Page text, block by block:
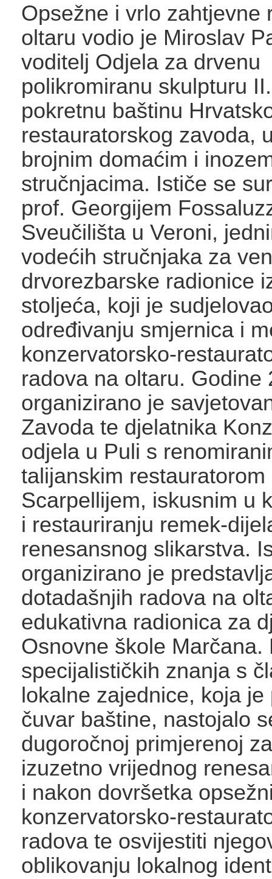
Opsežne i vrlo zahtjevne
oltaru vodio je Miroslav
voditelj Odjela za drvenu
polikromiranu skulpturu
pokretnu baštinu
restauratorskog zavoda,
brojnim domaćim i
stručnjacima. Ističe se
prof. Georgijem
Sveučilišta u Veroni,
vodećih stručnjaka za
drvorezbarske radionice
stoljeća, koji je
određivanju smjernica i
konzervatorsko-
radova na oltaru. Godine
organizirano je
Zavoda te djelatnika
odjela u Puli s
talijanskim
Scarpellijem, iskusnim u
i restauriranju remek-
renesansnog slikarstva.
organizirano je
dotadašnjih radova na
edukativna radionica za
Osnovne škole Marčana.
specijalističkih znanja s
lokalne zajednice, koja je
čuvar baštine, nastojalo
dugoročnoj primjerenoj
izuzetno vrijednog
i nakon dovršetka
konzervatorsko-
radova te osvijestiti
oblikovanju lokalnog